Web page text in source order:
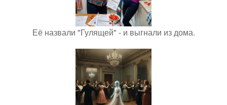
Её назвали "Гулящей" - и выгнали из дома.